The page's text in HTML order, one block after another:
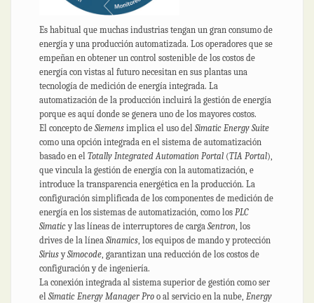
Es habitual que muchas industrias tengan un gran consumo de
energía y una producción automatizada. Los operadores que se
empeñan en obtener un control sostenible de los costos de
energía con vistas al futuro necesitan en sus plantas una
tecnología de medición de energía integrada. La
automatización de la producción incluirá la gestión de energía
porque es aquí donde se genera uno de los mayores costos.
El concepto de Siemens implica el uso del Simatic Energy Suite
como una opción integrada en el sistema de automatización
basado en el Totally Integrated Automation Portal (TIA Portal),
que vincula la gestión de energía con la automatización, e
introduce la transparencia energética en la producción. La
configuración simplificada de los componentes de medición de
energía en los sistemas de automatización, como los PLC
Simaticy las líneas de interruptores de carga Sentron, los
drives de la línea Sinamics, los equipos de mando y protección
SiriusySimocode, garantizan una reducción de los costos de
configuración y de ingeniería.
La conexión integrada al sistema superior de gestión como ser
el Simatic Energy Manager Pro o al servicio en la nube, Energy